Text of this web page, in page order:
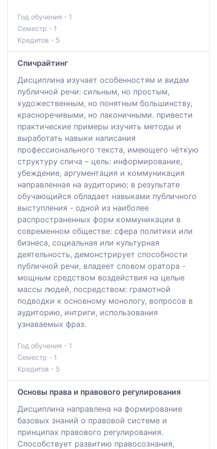
Год обучения - 1
Семестр - 1
Кредитов - 5
Спичрайтинг
Дисциплина изучает особенностям и видам
публичной речи: сильным, но простым,
художественным, но понятным большинству,
красноречивыми, но лаконичными. привести
практические примеры изучить методы и
выработать навыки написания
профессионального текста, имеющего чёткую
структуру спича – цель: информирование,
убеждение, аргументация и коммуникация
направленная на аудиторию; в результате
обучающийся обладает навыками публичного
выступления - одной из наиболее
распространенных форм коммуникации в
современном обществе: сфера политики или
бизнеса, социальная или культурная
деятельность, демонстрирует способности
публичной речи, владеет словом оратора -
мощным средством воздействия на целые
массы людей, посредством: грамотной
подводки к основному монологу, вопросов в
аудиторию, интриги, использования
узнаваемых фраз.
Год обучения - 1
Семестр - 1
Кредитов - 5
Основы права и правового регулирования
Дисциплина направлена на формирование
базовых знаний о правовой системе и
принципах правового регулирования.
Способствует развитию правосознания,